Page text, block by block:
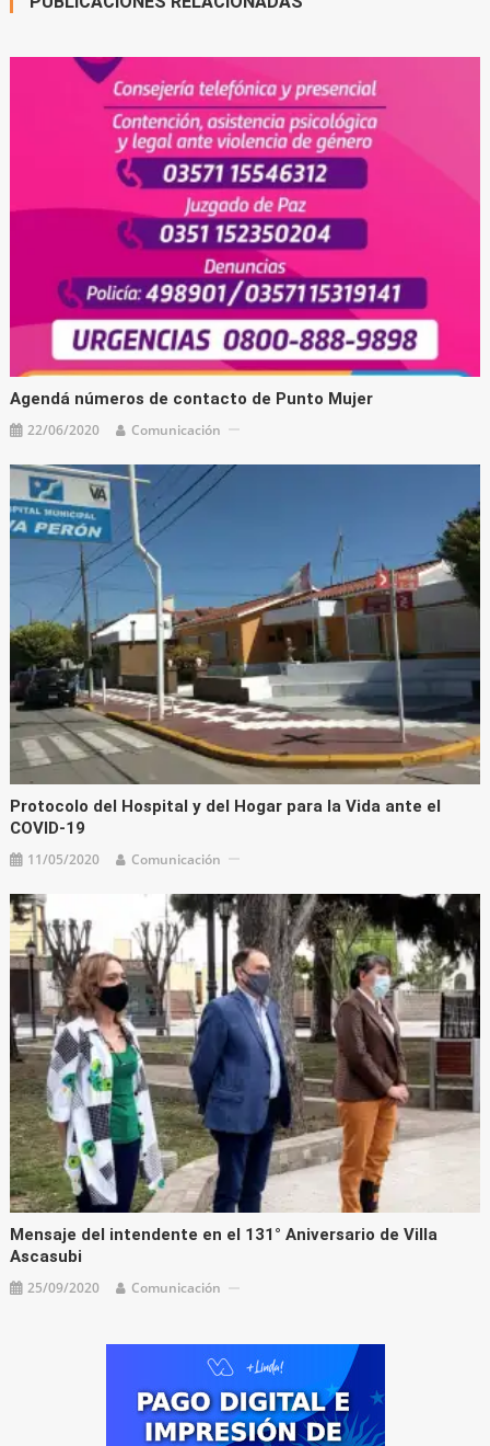
Agendá números de contacto de Punto Mujer
22/06/2020 Comunicación
Protocolo del Hospital y del Hogar para la Vida ante el
COVID-19
11/05/2020 Comunicación
Mensaje del intendente en el 131° Aniversario de Villa
Ascasubi
25/09/2020 Comunicación